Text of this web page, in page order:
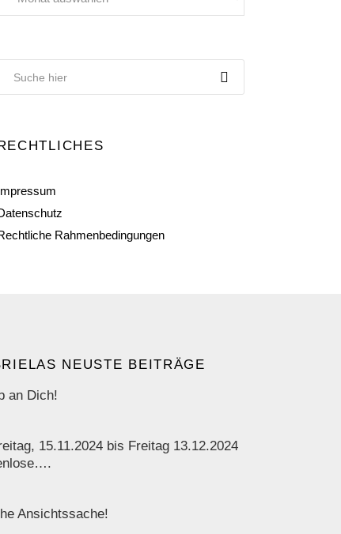
Rahmenbedingungen
NEUSTE BEITRÄGE
an Dich!
15.11.2024 bis Freitag 13.12.2024
Ansichtssache!